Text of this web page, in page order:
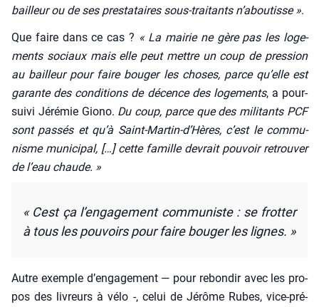
bailleur ou de ses pres­ta­taires sous-trai­tants n’a­bou­tisse ».
Que faire dans ce cas ? « La mai­rie ne gère pas les loge­
ments sociaux mais elle peut mettre un coup de pres­sion
au bailleur pour faire bou­ger les choses, parce qu’elle est
garante des condi­tions de décence des loge­ments, a pour­
sui­vi Jéré­mie Gio­no. Du coup, parce que des mili­tants PCF
sont pas­sés et qu’à Saint-Mar­tin-d’Hères, c’est le com­mu­
nisme muni­ci­pal, […] cette famille devrait pou­voir retrou­ver
de l’eau chaude. »
« Cest ça l’en­ga­ge­ment com­mu­niste : se frot­ter
à tous les pou­voirs pour faire bou­ger les lignes. »
Autre exemple d’en­ga­ge­ment — pour rebon­dir avec les pro­
pos des livreurs à vélo -, celui de Jérôme Rubes, vice-pré­